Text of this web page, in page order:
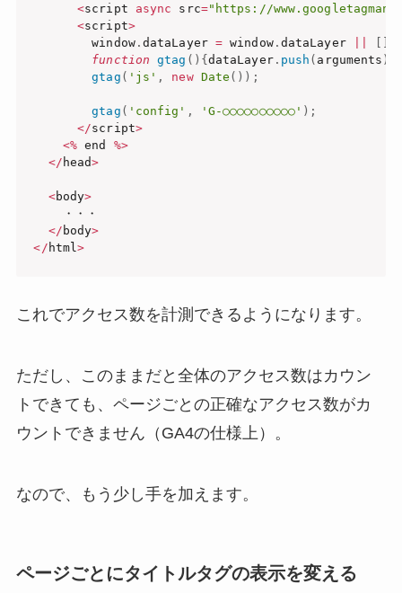
<script async src="https://
<script>
        window
. dataLayer = window. dataLayer
function
gtag ( ) { dataLayer. push ( arguments )
gtag ( 'js' , new Date ( ) ) ;
gtag ( 'config' , 'G-○○○○○○○○○○' ) ;
</script>
<% end %>
</ head>
<body>
    ・・・
</ body>
</ html>
これでアクセス数を計測できるようになります。
ただし、このままだと全体のアクセス数はカウン
トできても、ページごとの正確なアクセス数がカ
ウントできません（GA4の仕様上）。
なので、もう少し手を加えます。
ページごとにタイトルタグの表示を変える